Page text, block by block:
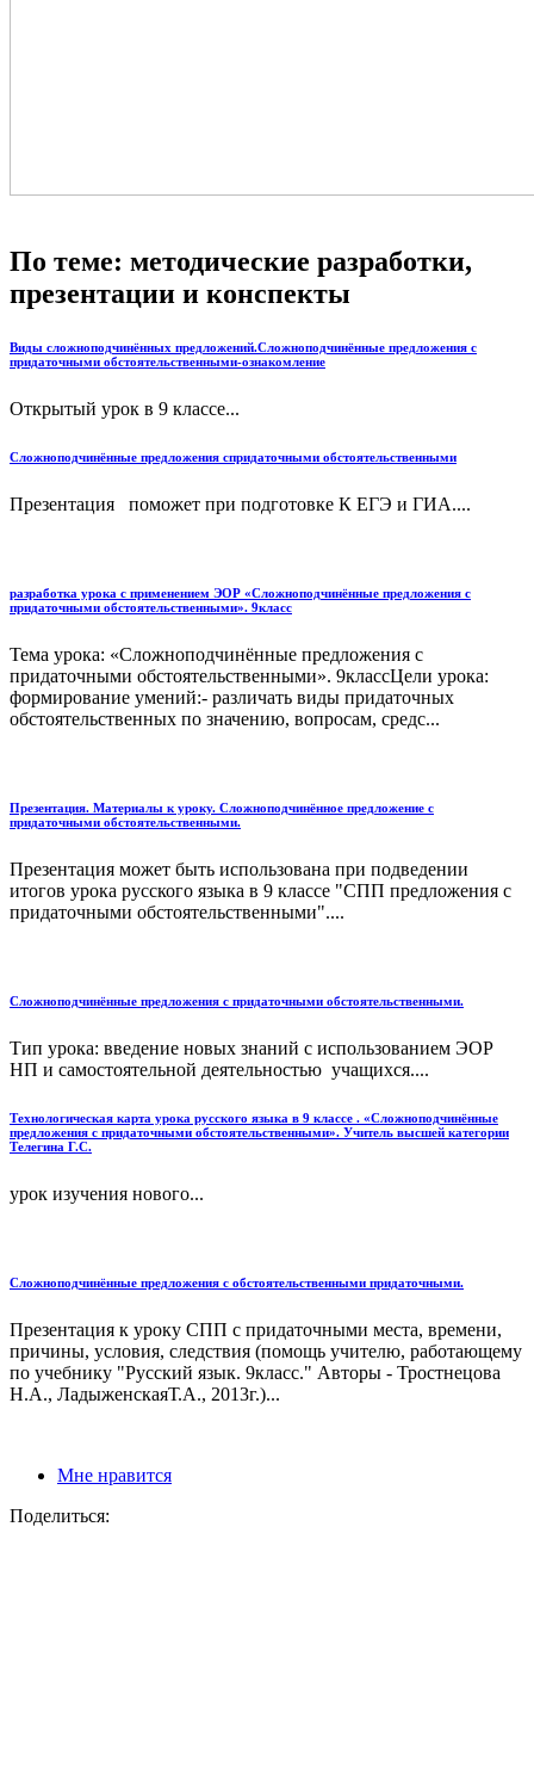
По теме: методические разработки,
презентации и конспекты
Виды сложноподчинённых предложений.Сложноподчинённые предложения с
придаточными обстоятельственными-ознакомление
Открытый урок в 9 классе...
Сложноподчинённые предложения спридаточными обстоятельственными
Презентация поможет при подготовке К ЕГЭ и ГИА....
разработка урока с применением ЭОР «Сложноподчинённые предложения с
придаточными обстоятельственными». 9класс
Тема урока: «Сложноподчинённые предложения с
придаточными обстоятельственными». 9классЦели урока:
формирование умений:- различать виды придаточных
обстоятельственных по значению, вопросам, средс...
Презентация. Материалы к уроку. Сложноподчинённое предложение с
придаточными обстоятельственными.
Презентация может быть использована при подведении
итогов урока русского языка в 9 классе "СПП предложения с
придаточными обстоятельственными"....
Сложноподчинённые предложения с придаточными обстоятельственными.
Тип урока: введение новых знаний с использованием ЭОР
НП и самостоятельной деятельностью учащихся....
Технологическая карта урока русского языка в 9 классе . «Сложноподчинённые
предложения с придаточными обстоятельственными». Учитель высшей категории
Телегина Г.С.
урок изучения нового...
Сложноподчинённые предложения с обстоятельственными придаточными.
Презентация к уроку СПП с придаточными места, времени,
причины, условия, следствия (помощь учителю, работающему
по учебнику "Русский язык. 9класс." Авторы - Тростнецова
Н.А., ЛадыженскаяТ.А., 2013г.)...
Мне нравится
Поделиться: